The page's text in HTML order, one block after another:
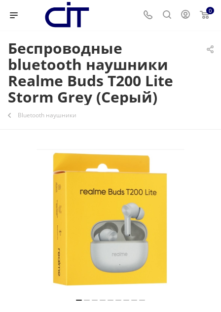
0
Беспроводные
bluetooth наушники
Realme Buds T200 Lite
Storm Grey (Серый)
Bluetooth наушники